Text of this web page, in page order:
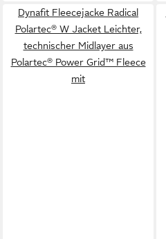
Dynafit Fleecejacke Radical
Polartec® W Jacket Leichter,
technischer Midlayer aus
Polartec® Power Grid™ Fleece
mit